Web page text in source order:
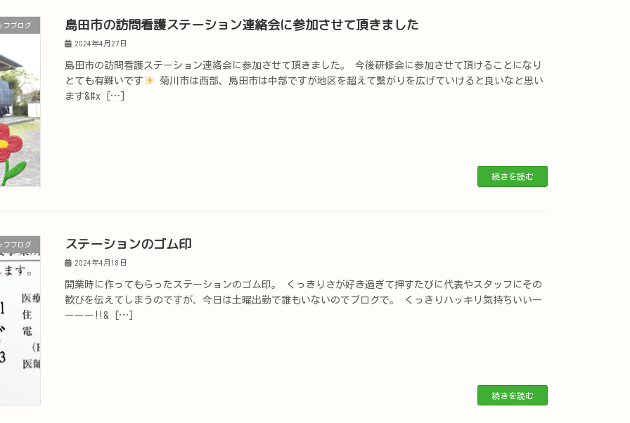
フブログ 島田市の訪問看護ステーション連絡会に参加させて頂きました
2024年4月27日
島田市の訪問看護ステーション連絡会に参加させて頂きました。 今後研修会に参加させて頂けることになり
とても有難いです
菊川市は西部、島田市は中部ですが地区を超えて繋がりを広げていけると良いなと思い
ます&#x […]
続きを読む
フブログ ステーションのゴム印
2024年4月18日
開業時に作ってもらったステーションのゴム印。 くっきりさが好き過ぎて押すたびに代表やスタッフにその
歓びを伝えてしまうのですが、今日は土曜出勤で誰もいないのでブログで。 くっきりハッキリ気持ちいいー
ーーー‼& […]
続きを読む